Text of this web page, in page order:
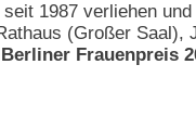
1987 verliehen
(Großer Saal),
Frauenpreis